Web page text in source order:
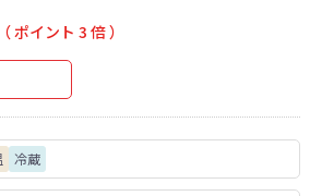
（ ポイント 3 倍 ）
冷蔵